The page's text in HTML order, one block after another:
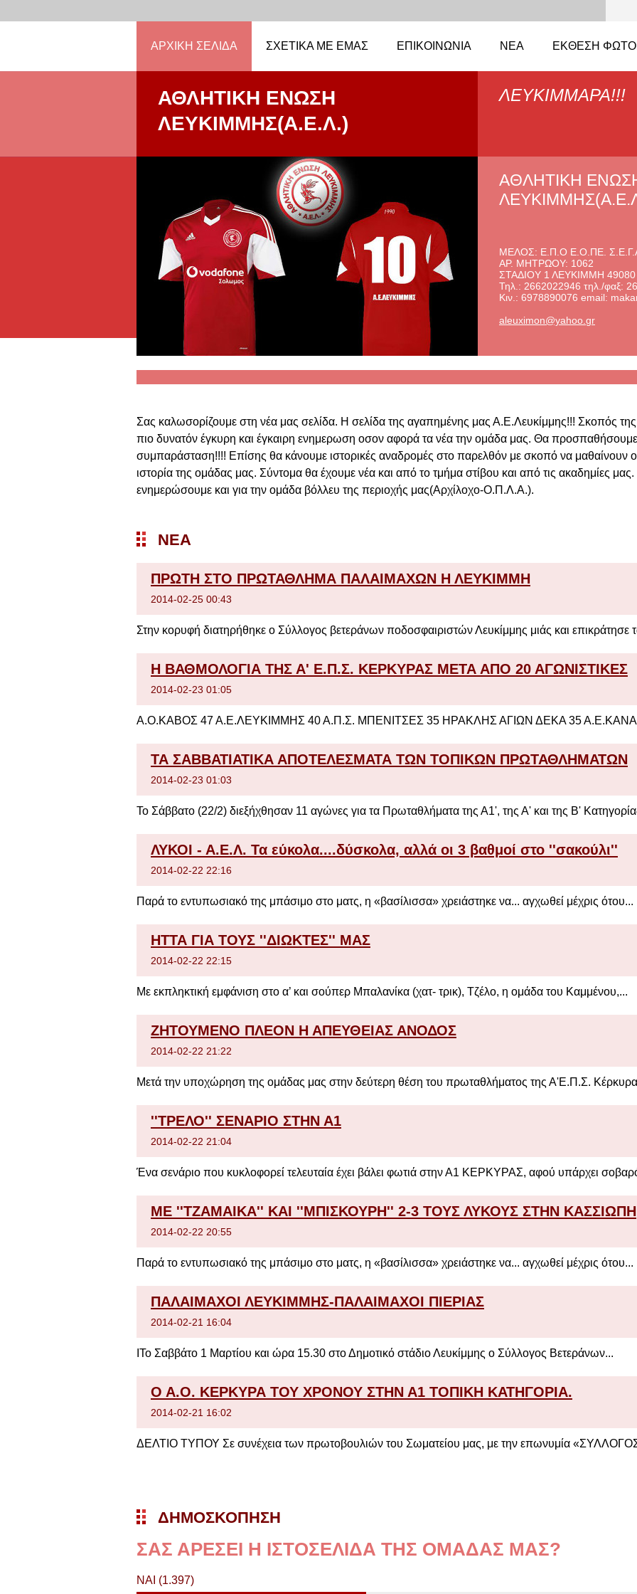
ΑΡΧΙΚΉ ΣΕΛΊΔΑ ΣΧΕΤΙΚΆ ΜΕ EΜΆΣ ΕΠΙΚΟΙΝΩΝΊΑ ΝΈΑ ΈΚΘΕΣΗ
ΑΘΛΗΤΙΚΗ ΕΝΩΣΗ
ΛΕΥΚΙΜΜΗΣ(Α.Ε.Λ.)
ΛΕΥΚΙΜΜΑΡΑ!!!
ΑΘΛΗΤΙΚΗ
ΜΕΛΟΣ: Ε.Π.Ο Ε.Ο.ΠΕ.
ΑΡ. ΜΗΤΡΩΟΥ: 1062
ΣΤΑΔΙΟΥ 1 ΛΕΥΚΙΜΜΗ
Τηλ.: 2662022946 τηλ./φαξ:
Κιν.: 6978890076 email:
aleuximon@yahoo. gr
Σας καλωσορίζουμε στη νέα μας σελίδα. Η σελίδα της αγαπημένης μας Α.Ε.Λευκίμμης!!! Σκοπός
πιο δυνατόν έγκυρη και έγκαιρη ενημερωση οσον αφορά τα νέα την ομάδα μας. Θα προσπαθήσουμε
συμπαράσταση!!!! Επίσης θα κάνουμε ιστορικές αναδρομές στο παρελθόν με σκοπό να μαθαίνουν οι
ιστορία της ομάδας μας. Σύντομα θα έχουμε νέα και από το τμήμα στίβου και από τις ακαδημίες
ενημερώσουμε και για την ομάδα βόλλευ της περιοχής μας(Αρχίλοχο-Ο.Π.Λ.Α.).
ΝΈΑ
ΠΡΩΤΗ ΣΤΟ ΠΡΩΤΑΘΛΗΜΑ ΠΑΛΑΙΜΑΧΩΝ Η ΛΕΥΚΙΜΜΗ
2014-02-25 00:43
Στην κορυφή διατηρήθηκε ο Σύλλογος βετεράνων ποδοσφαιριστών Λευκίμμης μιάς και επικράτησε
Η ΒΑΘΜΟΛΟΓΙΑ ΤΗΣ Α' Ε.Π.Σ. ΚΕΡΚΥΡΑΣ ΜΕΤΑ ΑΠΟ 20 ΑΓΩΝΙΣΤΙΚΕΣ
2014-02-23 01:05
Α.Ο.ΚΑΒΟΣ 47 Α.Ε.ΛΕΥΚΙΜΜΗΣ 40 Α.Π.Σ. ΜΠΕΝΙΤΣΕΣ 35 ΗΡΑΚΛΗΣ ΑΓΙΩΝ ΔΕΚΑ 35
ΤΑ ΣΑΒΒΑΤΙΑΤΙΚΑ ΑΠΟΤΕΛΕΣΜΑΤΑ ΤΩΝ ΤΟΠΙΚΩΝ ΠΡΩΤΑΘΛΗΜΑΤΩΝ
2014-02-23 01:03
Το Σάββατο (22/2) διεξήχθησαν 11 αγώνες για τα Πρωταθλήματα της Α1', της Α' και της Β'
ΛΥΚΟΙ - Α.Ε.Λ. Τα εύκολα....δύσκολα, αλλά οι 3 βαθμοί στο ''σακούλι''
2014-02-22 22:16
Παρά το εντυπωσιακό της μπάσιμο στο ματς, η «βασίλισσα» χρειάστηκε να... αγχωθεί μέχρις ότου...
ΗΤΤΑ ΓΙΑ ΤΟΥΣ ''ΔΙΩΚΤΕΣ'' ΜΑΣ
2014-02-22 22:15
Με εκπληκτική εμφάνιση στο α’ και σούπερ Μπαλανίκα (χατ- τρικ), Τζέλο, η ομάδα του Καμμένου,...
ΖΗΤΟΥΜΕΝΟ ΠΛΕΟΝ Η ΑΠΕΥΘΕΙΑΣ ΑΝΟΔΟΣ
2014-02-22 21:22
Μετά την υποχώρηση της ομάδας μας στην δεύτερη θέση του πρωταθλήματος της Α'Ε.Π.Σ.
''ΤΡΕΛΟ'' ΣΕΝΑΡΙΟ ΣΤΗΝ Α1
2014-02-22 21:04
Ένα σενάριο που κυκλοφορεί τελευταία έχει βάλει φωτιά στην Α1 ΚΕΡΚΥΡΑΣ, αφού υπάρχει
ΜΕ ''ΤΖΑΜΑΙΚΑ'' ΚΑΙ ''ΜΠΙΣΚΟΥΡΗ'' 2-3 ΤΟΥΣ ΛΥΚΟΥΣ ΣΤΗΝ ΚΑΣΣΙΩΠΗ
2014-02-22 20:55
Παρά το εντυπωσιακό της μπάσιμο στο ματς, η «βασίλισσα» χρειάστηκε να... αγχωθεί μέχρις ότου...
ΠΑΛΑΙΜΑΧΟΙ ΛΕΥΚΙΜΜΗΣ-ΠΑΛΑΙΜΑΧΟΙ ΠΙΕΡΙΑΣ
2014-02-21 16:04
ΙTo Σαββάτο 1 Μαρτίου και ώρα 15.30 στο Δημοτικό στάδιο Λευκίμμης ο Σύλλογος Βετεράνων...
Ο Α.Ο. ΚΕΡΚΥΡΑ ΤΟΥ ΧΡΟΝΟΥ ΣΤΗΝ Α1 ΤΟΠΙΚΗ ΚΑΤΗΓΟΡΙΑ.
2014-02-21 16:02
ΔΕΛΤΙΟ ΤΥΠΟΥ Σε συνέχεια των πρωτοβουλιών του Σωματείου μας, με την επωνυμία
ΔΗΜΟΣΚΌΠΗΣΗ
ΣΑΣ ΑΡΕΣΕΙ Η ΙΣΤΟΣΕΛΙΔΑ ΤΗΣ ΟΜΑΔΑΣ ΜΑΣ?
ΝΑΙ (1.397)